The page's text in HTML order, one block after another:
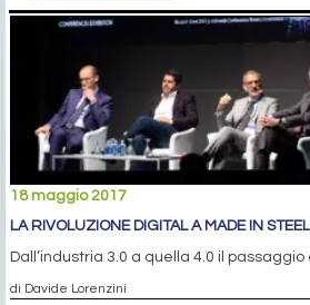
18 maggio 2017
LA RIVOLUZIONE DIGITAL A MADE IN STEEL
Dall’industria 3.0 a quella 4.0 il
di Davide Lorenzini